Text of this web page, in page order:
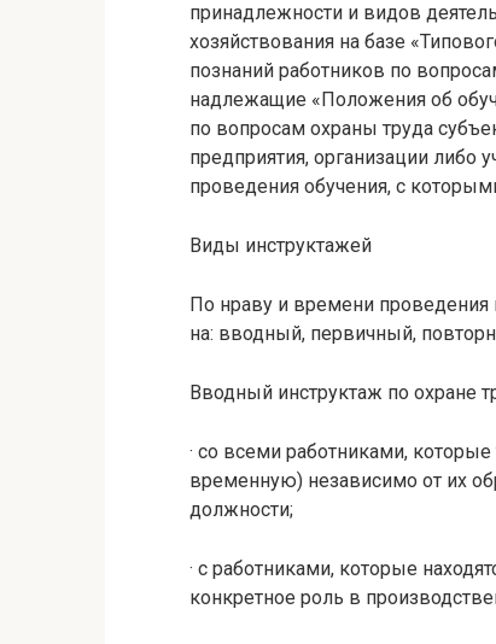
принадлежности и видов
хозяйствования на базе
познаний работников по
надлежащие «Положения об
по вопросам охраны труда
предприятия, организации
проведения обучения, с
Виды инструктажей
По нраву и времени проведения
на: вводный, первичный,
Вводный инструктаж по охране
· со всеми работниками,
временную) независимо от их
должности;
· с работниками, которые
конкретное роль в